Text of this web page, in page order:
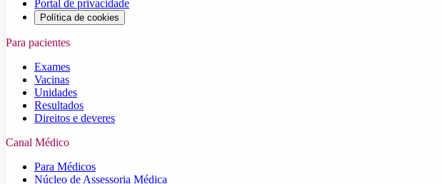
Portal de privacidade
Política de cookies
Para pacientes
Exames
Vacinas
Unidades
Resultados
Direitos e deveres
Canal Médico
Para Médicos
Núcleo de Assessoria Médica